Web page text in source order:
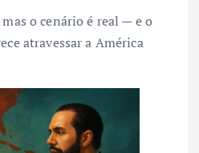
o cenário é real — e o
atravessar a América